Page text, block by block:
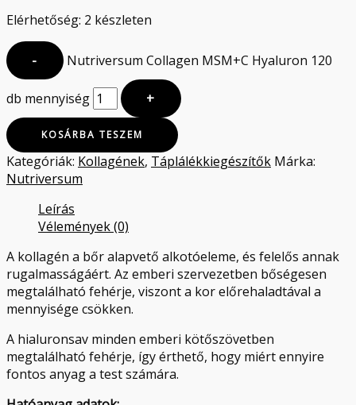
Elérhetőség: 2 készleten
- Nutriversum Collagen MSM+C Hyaluron 120
db mennyiség +
KOSÁRBA TESZEM
Kategóriák: Kollagének, Táplálékkiegészítők Márka:
Nutriversum
Leírás
Vélemények (0)
A kollagén a bőr alapvető alkotóeleme, és felelős annak
rugalmasságáért. Az emberi szervezetben bőségesen
megtalálható fehérje, viszont a kor előrehaladtával a
mennyisége csökken.
A hialuronsav minden emberi kötőszövetben
megtalálható fehérje, így érthető, hogy miért ennyire
fontos anyag a test számára.